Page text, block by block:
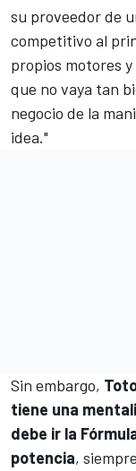
su proveedor de
competitivo al
propios motores
que no vaya tan
negocio de la
idea."
Sin embargo,
tiene una
debe ir la
potencia,